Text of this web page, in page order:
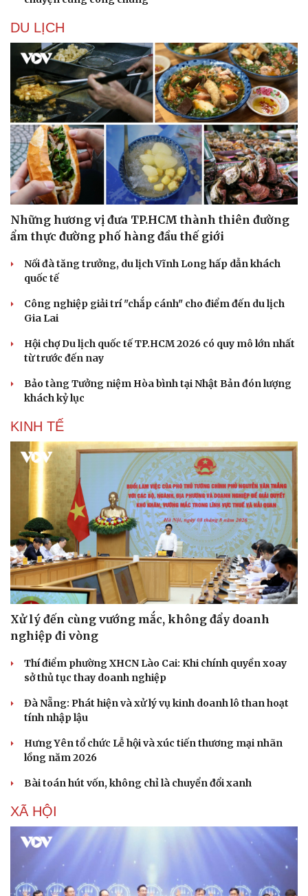
Du lịch
Tư vấn
Săn Tour
check-in
Podcast
Câu chuyện thời sự
Đọc truyện đêm khuya
Cửa sổ tình yêu
Kể chuyện cho bé
Hạt giống tâm hồn
DU LỊCH
Những hương vị đưa TP.HCM thành thiên đường
ẩm thực đường phố hàng đầu thế giới
Nối đà tăng trưởng, du lịch Vĩnh Long hấp dẫn khách
quốc tế
Công nghiệp giải trí "chắp cánh" cho điểm đến du lịch
Gia Lai
Hội chợ Du lịch quốc tế TP.HCM 2026 có quy mô lớn nhất
từ trước đến nay
Bảo tàng Tưởng niệm Hòa bình tại Nhật Bản đón lượng
khách kỷ lục
KINH TẾ
Xử lý đến cùng vướng mắc, không đẩy doanh
nghiệp đi vòng
Thí điểm phường XHCN Lào Cai: Khi chính quyền xoay
sở thủ tục thay doanh nghiệp
Đà Nẵng: Phát hiện và xử lý vụ kinh doanh lô than hoạt
tính nhập lậu
Hưng Yên tổ chức Lễ hội và xúc tiến thương mại nhãn
lồng năm 2026
Bài toán hút vốn, không chỉ là chuyển đổi xanh
XÃ HỘI